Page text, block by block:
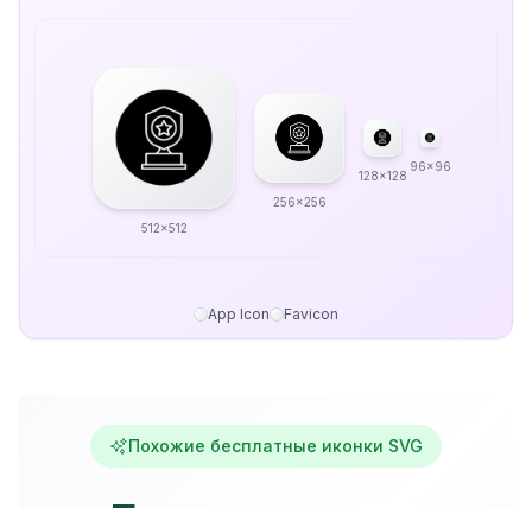
512x512
256x256
128x128
96x96
App Icon Favicon
Похожие бесплатные иконки SVG